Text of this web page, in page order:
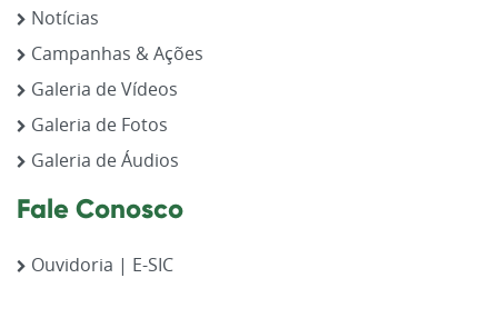
Notícias
Campanhas & Ações
Galeria de Vídeos
Galeria de Fotos
Galeria de Áudios
Fale Conosco
Ouvidoria | E-SIC